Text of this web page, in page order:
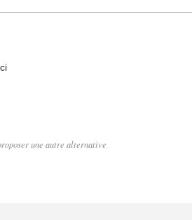
une autre alternative